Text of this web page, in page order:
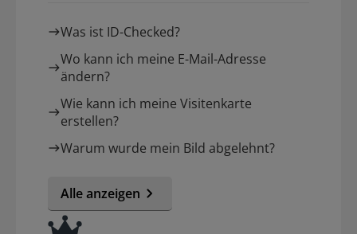
Was ist ID-Checked?
Wo kann ich meine E-Mail-Adresse
ändern?
Wie kann ich meine Visitenkarte
erstellen?
Warum wurde mein Bild abgelehnt?
Alle anzeigen